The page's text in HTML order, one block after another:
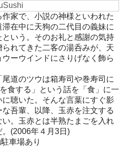
家で、小説の神様といわれた
在中に天狗の二代目の義妹に
という。そのお礼と感謝の気持
れてきた二客の湯呑みが、天
ーウインドにさりげなく飾ら
道のツウは箱寿司や巻寿司に
食する」という話を「食」に一
聴いた。そんな言葉にすぐ影
吾輩、以降、玉赤を注文する
い。玉赤とは半熟たまごを入れ
(2006年４月3日)
車場あり